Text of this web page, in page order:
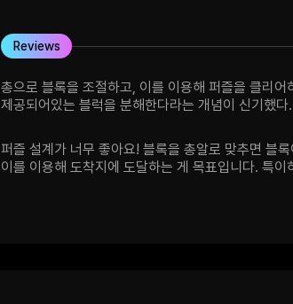
Reviews
총으로 블록을 조절하고, 이를 이용해 퍼즐을 클리어
제공되어있는 블럭을 분해한다라는 개념이 신기했다
퍼즐 설계가 너무 좋아요! 블록을 총알로 맞추면 블록이 반으로 나뉘고
이를 이용해 도착지에 도달하는 게 목표입니다. 특이